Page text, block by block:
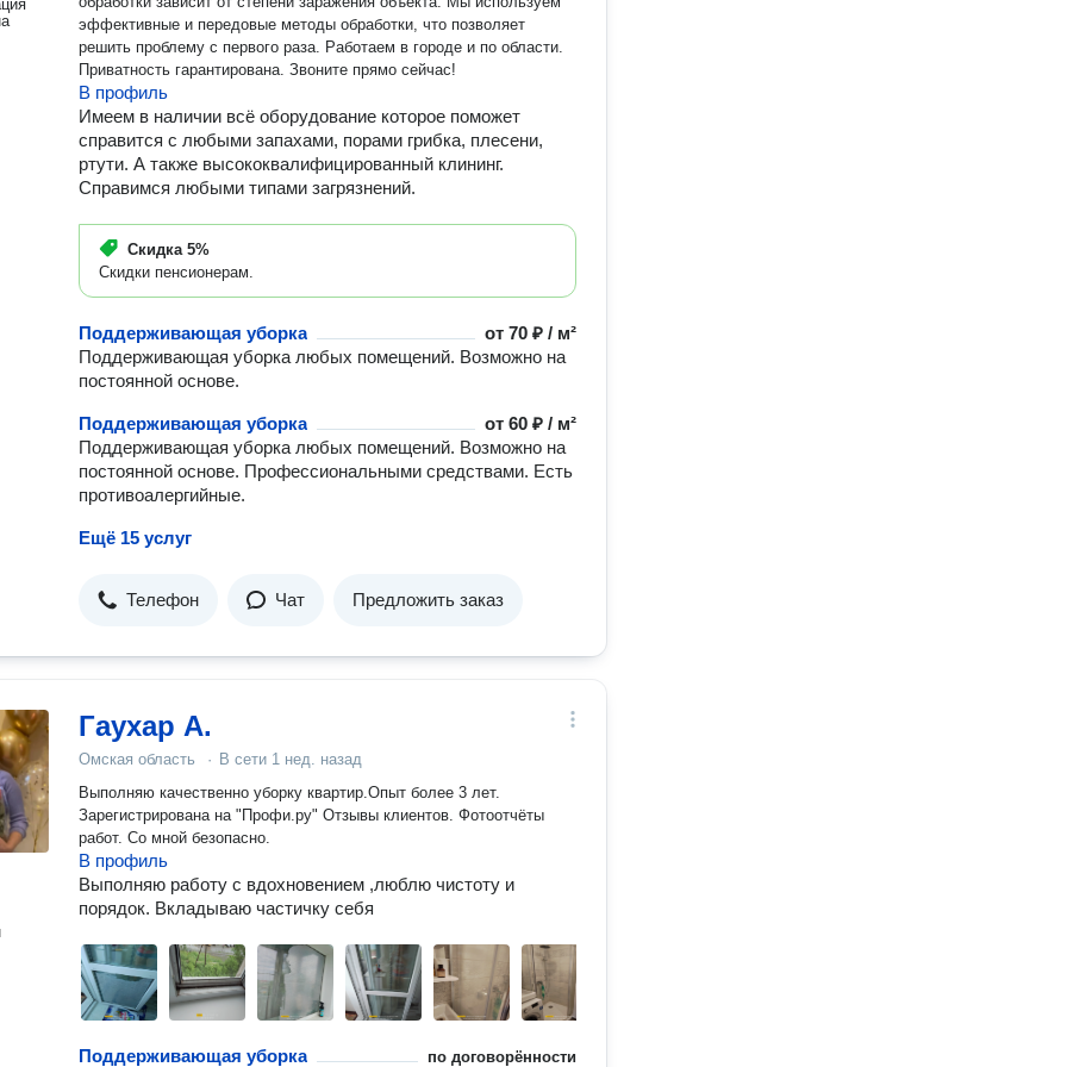
эффективные и передовые методы обработки, что позволяет
решить проблему с первого раза. Работаем в городе и по области.
Приватность гарантирована. Звоните прямо сейчас!
В профиль
Имеем в наличии всё оборудование которое поможет
справится с любыми запахами, порами грибка, плесени,
ртути. А также высококвалифицированный клининг.
Справимся любыми типами загрязнений.
Скидка 5%
Скидки пенсионерам.
Поддерживающая уборка от70 ₽ / м²
Поддерживающая уборка любых помещений. Возможно на
постоянной основе.
Поддерживающая уборка от60 ₽ / м²
Поддерживающая уборка любых помещений. Возможно на
постоянной основе. Профессиональными средствами. Есть
противоалергийные.
Ещё 15 услуг
Телефон Чат Предложить заказ
Гаухар А.
Омская область · В сети 1 нед. назад
Выполняю качественно уборку квартир.Опыт более 3 лет.
Зарегистрирована на "Профи.ру" Отзывы клиентов. Фотоотчёты
работ. Со мной безопасно.
В профиль
Выполняю работу с вдохновением ,люблю чистоту и
порядок. Вкладываю частичку себя
Поддерживающая уборка по договорённости